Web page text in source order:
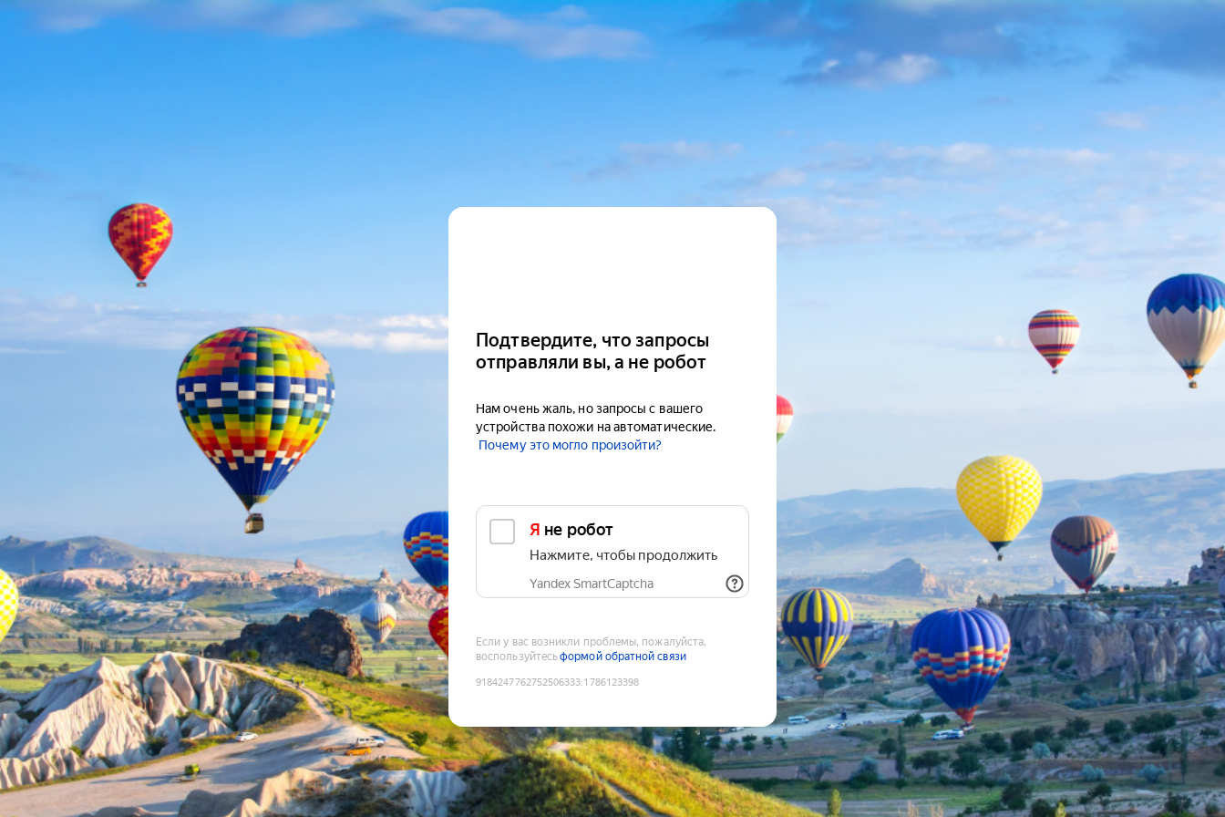
Подтвердите, что запросы
отправляли вы, а не робот
Нам очень жаль, но запросы с вашего
устройства похожи на автоматические.
Почему это могло произойти?
Я не робот
Нажмите, чтобы продолжить
Yandex SmartCaptcha
Если у вас возникли проблемы, пожалуйста,
воспользуйтесьформой обратной связи
9184247762752506333:1786123398